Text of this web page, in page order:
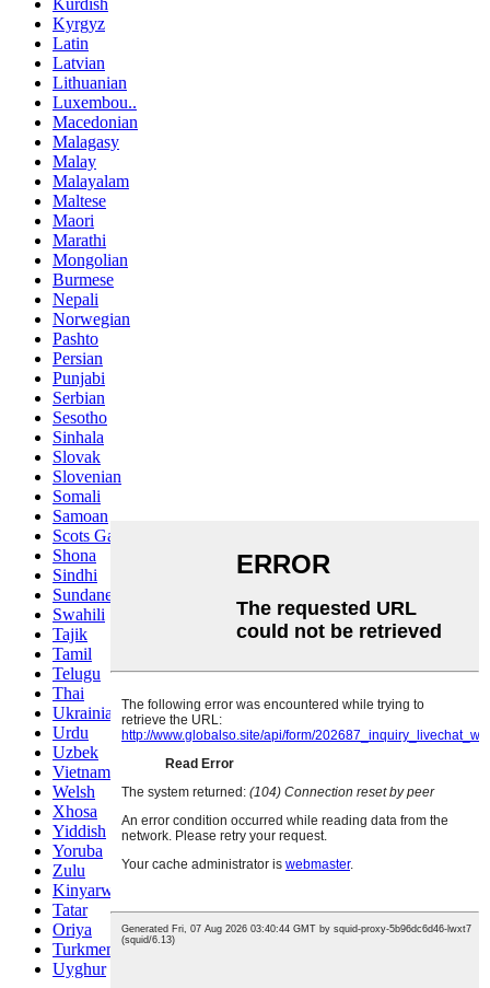
Kurdish
Kyrgyz
Latin
Latvian
Lithuanian
Luxembou..
Macedonian
Malagasy
Malay
Malayalam
Maltese
Maori
Marathi
Mongolian
Burmese
Nepali
Norwegian
Pashto
Persian
Punjabi
Serbian
Sesotho
Sinhala
Slovak
Slovenian
Somali
Samoan
Scots Gaelic
Shona
Sindhi
Sundanese
Swahili
Tajik
Tamil
Telugu
Thai
Ukrainian
Urdu
Uzbek
Vietnamese
Welsh
Xhosa
Yiddish
Yoruba
Zulu
Kinyarwanda
Tatar
Oriya
Turkmen
Uyghur